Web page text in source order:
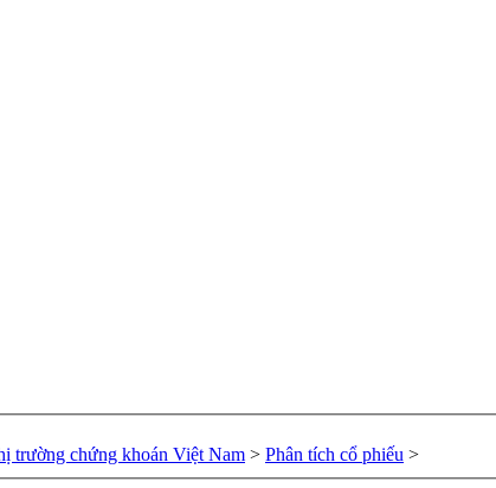
trường chứng khoán Việt Nam > Phân tích cổ phiếu >